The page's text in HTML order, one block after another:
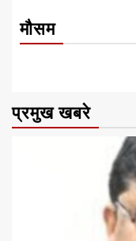
मौसम
प्रमुख खबरे